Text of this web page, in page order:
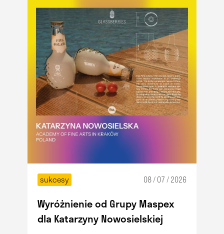
sukcesy 08 / 07 / 2026
Wyróżnienie od Grupy Maspex
dla Katarzyny Nowosielskiej